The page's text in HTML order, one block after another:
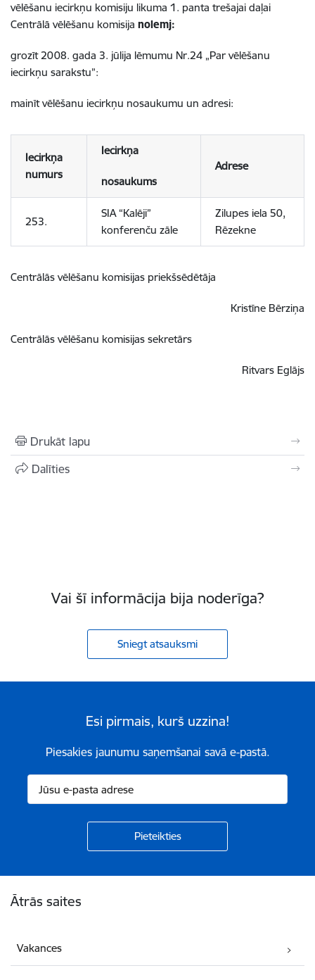
vēlēšanu iecirkņu komisiju likuma 1. panta trešajai daļai
Centrālā vēlēšanu komisija nolemj:
grozīt 2008. gada 3. jūlija lēmumu Nr.24 „Par vēlēšanu
iecirkņu sarakstu”:
mainīt vēlēšanu iecirkņu nosaukumu un adresi:
Iecirkņa
numurs
Iecirkņa
nosaukums
Adrese
253.
SIA “Kalēji”
konferenču zāle
Zilupes iela 50,
Rēzekne
Centrālās vēlēšanu komisijas priekšsēdētāja
Kristīne Bērziņa
Centrālās vēlēšanu komisijas sekretārs
Ritvars Eglājs
Drukāt lapu
Dalīties
Vai šī informācija bija noderīga?
Sniegt atsauksmi
Esi pirmais, kurš uzzina!
Piesakies jaunumu saņemšanai savā e-pastā.
Ātrās saites
Vakances